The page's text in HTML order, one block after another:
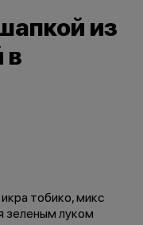
из
в
тобико, микс
зеленым луком